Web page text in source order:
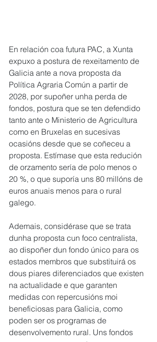
En relación coa futura PAC, a Xunta
expuxo a postura de rexeitamento de
Galicia ante a nova proposta da
Política Agraria Común a partir de
2028, por supoñer unha perda de
fondos, postura que se ten defendido
tanto ante o Ministerio de Agricultura
como en Bruxelas en sucesivas
ocasións desde que se coñeceu a
proposta. Estímase que esta redución
de orzamento sería de polo menos o
20 %, o que suporía uns 80 millóns de
euros anuais menos para o rural
galego.
Ademais, considérase que se trata
dunha proposta cun foco centralista,
ao dispoñer dun fondo único para os
estados membros que substituirá os
dous piares diferenciados que existen
na actualidade e que garanten
medidas con repercusións moi
beneficiosas para Galicia, como
poden ser os programas de
desenvolvemento rural. Uns fondos